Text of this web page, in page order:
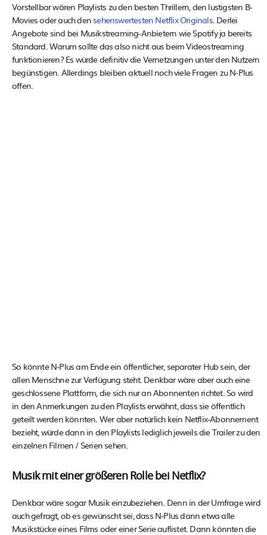
Vorstellbar wären Playlists zu den besten Thrillern, den lustigsten B-
Movies oder auch den sehenswertesten Netflix Originals. Derlei
Angebote sind bei Musikstreaming-Anbietern wie Spotify ja bereits
Standard. Warum sollte das also nicht aus beim Videostreaming
funktionieren? Es würde definitiv die Vernetzungen unter den Nutzern
begünstigen. Allerdings bleiben aktuell noch viele Fragen zu N-Plus
offen.
So könnte N-Plus am Ende ein öffentlicher, separater Hub sein, der
allen Menschne zur Verfügung steht. Denkbar wäre aber auch eine
geschlossene Plattform, die sich nur an Abonnenten richtet. So wird
in den Anmerkungen zu den Playlists erwähnt, dass sie öffentlich
geteilt werden könnten. Wer aber natürlich kein Netflix-Abonnement
bezieht, würde dann in den Playlists lediglich jeweils die Trailer zu den
einzelnen Filmen / Serien sehen.
Musik mit einer größeren Rolle bei Netflix?
Denkbar wäre sogar Musik einzubeziehen. Denn in der Umfrage wird
auch gefragt, ob es gewünscht sei, dass N-Plus dann etwa alle
Musikstücke eines Films oder einer Serie auflistet. Dann könnten die